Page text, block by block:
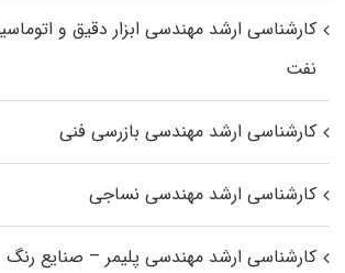
کارشناسی ارشد مهندسی ابزار دقیق و
نفت
کارشناسی ارشد مهندسی بازرسی فنی
کارشناسی ارشد مهندسی نساجی
کارشناسی ارشد مهندسی پلیمر – صنایع رنگ